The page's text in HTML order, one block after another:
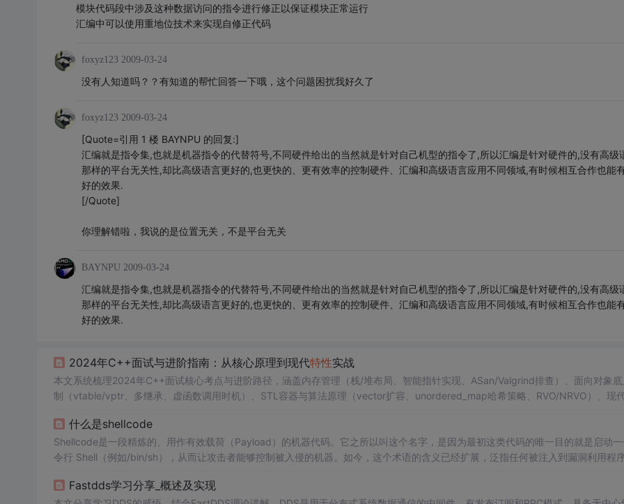
模块代码段中涉及这种数据访问的指令进行修正以保证模块正常运行
汇编中可以使用重地位技术来实现自修正代码
foxyz123 2009-03-24
没有人知道吗？？有知道的帮忙回答一下哦，这个问题困扰我好久了
foxyz123 2009-03-24
[Quote=引用 1 楼 BAYNPU 的回复:]
汇编就是指令集,也就是机器指令的代替符号,不同硬件给出的当然就是针对自己机型的指令了,所以汇编是针对硬件的,没有高级
那样的平台无关性,却比高级语言更好的,也更快的、更有效率的控制硬件、汇编和高级语言应用不同领域,有时候相互合作也能
好的效果.
[/Quote]
你理解错啦，我说的是位置无关，不是平台无关
BAYNPU 2009-03-24
汇编就是指令集,也就是机器指令的代替符号,不同硬件给出的当然就是针对自己机型的指令了,所以汇编是针对硬件的,没有高级
那样的平台无关性,却比高级语言更好的,也更快的、更有效率的控制硬件、汇编和高级语言应用不同领域,有时候相互合作也能
好的效果.
2024年C++面试与进阶指南：从核心原理到现代特性实战
本文系统梳理2024年C++面试核心考点与进阶路径，涵盖内存管理（栈/堆布局、智能指针实现、ASan/Valgrind排查）、面向对象底
制（vtable/vptr、多继承、虚函数调用时机）、STL容器与算法原理（vector扩容、unordered_map哈希策略、RVO/NRVO）、现代
工具（perf/ASan/benchmark）和开源项目实践在能力跃迁中的关键作用。
什么是shellcode
Shellcode是一段精炼的、用作有效载荷（Payload）的机器代码。它之所以叫这个名字，是因为最初这类代码的唯一目的就是启动
令行 Shell（例如/bin/sh），从而让攻击者能够控制被入侵的机器。如今，这个术语的含义已经扩展，泛指任何被注入到漏洞利用程
质一段精炼的、用作有效载荷的机器代码。目的。
Fastdds学习分享_概述及实现